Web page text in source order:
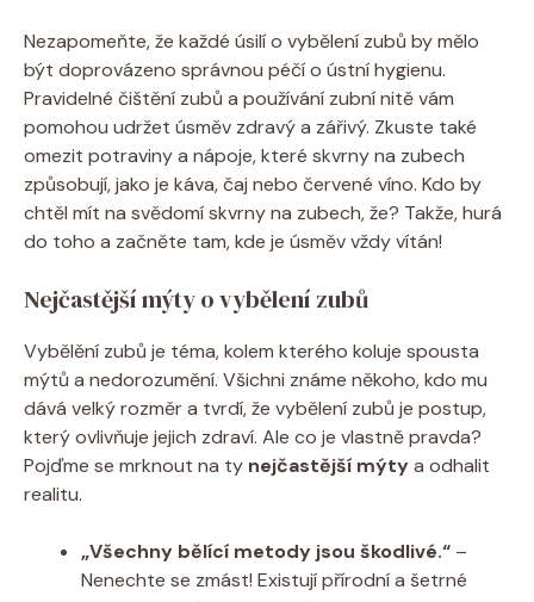
Nezapomeňte, že každé úsilí o vybělení zubů by mělo
být doprovázeno správnou péčí o ústní hygienu.
Pravidelné čištění zubů a používání zubní nitě vám
pomohou udržet úsměv zdravý a zářivý. Zkuste také
omezit potraviny a nápoje, které skvrny na zubech
způsobují, jako je káva, čaj nebo červené víno. Kdo by
chtěl mít na svědomí skvrny na zubech, že? Takže, hurá
do toho a začněte tam, kde je úsměv vždy vítán!
Nejčastější mýty o vybělení zubů
Vybělění zubů je téma, kolem kterého koluje spousta
mýtů a nedorozumění. Všichni známe někoho, kdo mu
dává velký rozměr a tvrdí, že vybělení zubů je postup,
který ovlivňuje jejich zdraví. Ale co je vlastně pravda?
Pojďme se mrknout na ty nejčastější mýtya odhalit
realitu.
„Všechny bělící metody jsou škodlivé.“ –
Nenechte se zmást! Existují přírodní a šetrné